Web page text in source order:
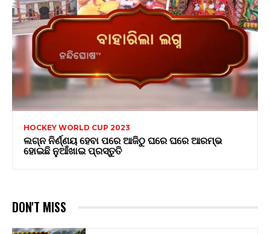
HOCKEY WORLD CUP 2023
ଲଗ୍ନ ନିର୍ଣ୍ଣୟ ହେବା ପରେ ଆଜିଠୁ ଘରେ ଘରେ ଆରମ୍ଭ
ହୋଇଛି ନୁଆଁଖାଇ ପ୍ରସ୍ତୁତି
DON'T MISS